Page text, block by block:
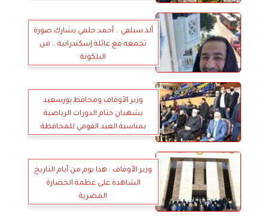
ألذ سيلفي .. أحمد حلمي يشارك صورة
تجمعه مع عائلة إسكندرانية .. من
البلكونة
وزير الأوقاف ومحافظ بورسعيد
يشهدان ختام الدورات الرياضية
بمناسبة العيد القومي للمحافظة
وزير الأوقاف : هذا يوم من أيام التاريخ
الشاهدة على عظمة الحضارة
المصرية